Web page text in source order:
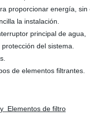
proporcionar energía,
la instalación.
principal de agua,
del sistema.
de elementos filtrantes.
Elementos de filtro